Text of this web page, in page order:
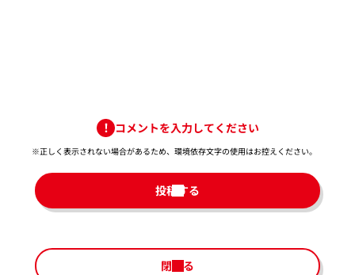
コメントを入力してください
※正しく表示されない場合があるため、環境依存文字の使用はお控えください。​
投稿する
閉じる